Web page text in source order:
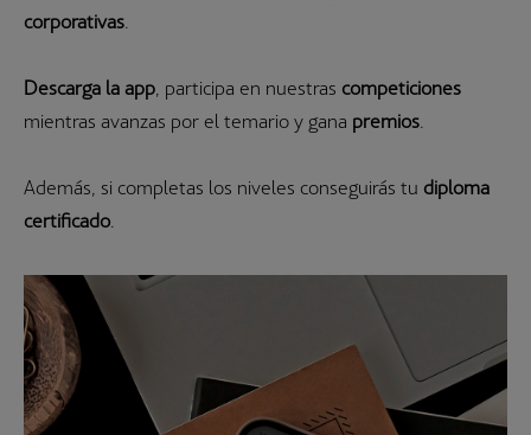
corporativas
Descarga la app , participa en nuestras competiciones
mientras avanzas por el temario y gana premios
Además, si completas los niveles conseguirás tu diploma
certificado